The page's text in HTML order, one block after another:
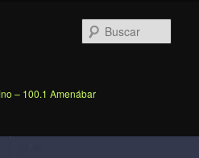
– 100.1 Amenábar